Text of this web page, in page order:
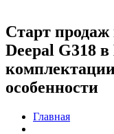
Старт продаж
Deepal G318
особенности
Главная